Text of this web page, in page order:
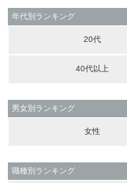
年代別ランキング
20代
40代以上
男女別ランキング
女性
職種別ランキング